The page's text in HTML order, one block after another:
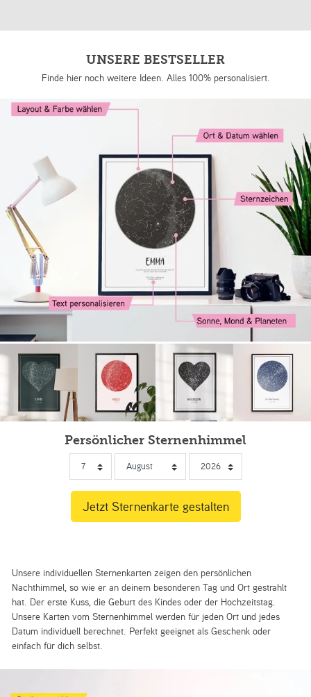
UNSERE BESTSELLER
Finde hier noch weitere Ideen. Alles 100% personalisiert.
Persönlicher Sternenhimmel
Unsere individuellen Sternenkarten zeigen den persönlichen
Nachthimmel, so wie er an deinem besonderen Tag und Ort gestrahlt
hat. Der erste Kuss, die Geburt des Kindes oder der Hochzeitstag.
Unsere Karten vom Sternenhimmel werden für jeden Ort und jedes
Datum individuell berechnet. Perfekt geeignet als Geschenk oder
einfach für dich selbst.